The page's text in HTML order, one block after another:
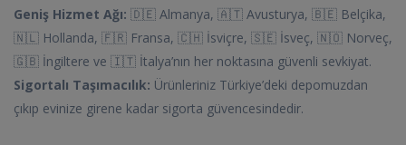
Geniş Hizmet Ağı: 🇩🇪 Almanya, 🇦🇹 Avusturya, 🇧🇪 Belçika,
🇳🇱 Hollanda, 🇫🇷 Fransa, 🇨🇭 İsviçre, 🇸🇪 İsveç, 🇳🇴 Norveç,
🇬🇧 İngiltere ve 🇮🇹 İtalya’nın her noktasına güvenli sevkiyat.
Sigortalı Taşımacılık: Ürünleriniz Türkiye’deki depomuzdan
çıkıp evinize girene kadar sigorta güvencesindedir.